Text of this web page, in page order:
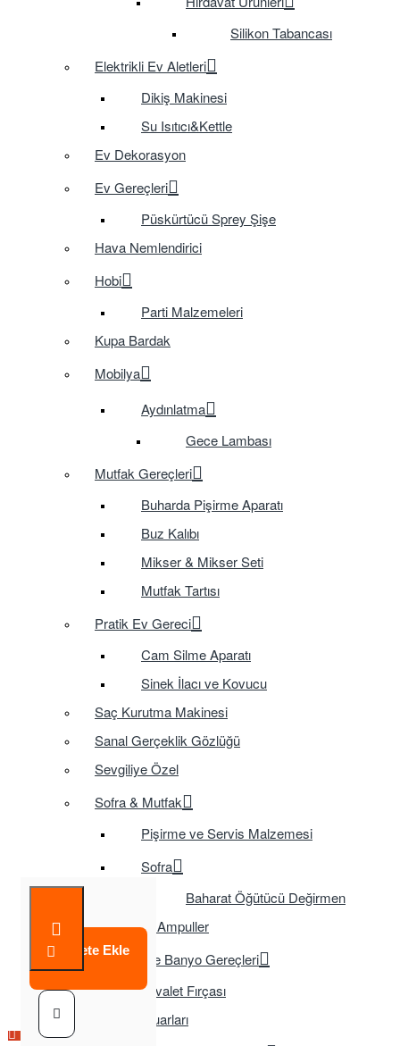
Silikon Tabancası
Elektrikli Ev Aletleri
Dikiş Makinesi
Su Isıtıcı&Kettle
Ev Dekorasyon
Ev Gereçleri
Püskürtücü Sprey Şişe
Hava Nemlendirici
Hobi
Parti Malzemeleri
Kupa Bardak
Mobilya
Aydınlatma
Gece Lambası
Mutfak Gereçleri
Buharda Pişirme Aparatı
Buz Kalıbı
Mikser & Mikser Seti
Mutfak Tartısı
Pratik Ev Gereci
Cam Silme Aparatı
Sinek İlacı ve Kovucu
Saç Kurutma Makinesi
Sanal Gerçeklik Gözlüğü
Sevgiliye Özel
Sofra & Mutfak
Pişirme ve Servis Malzemesi
Sofra
Baharat Öğütücü Değirmen
Tasarruflu Ampuller
Temizlik ve Banyo Gereçleri
Tuvalet Fırçası
TV Aksesuarları
Sepete Ekle
Çok Satılan Ürün
Çok Satılan Ürün